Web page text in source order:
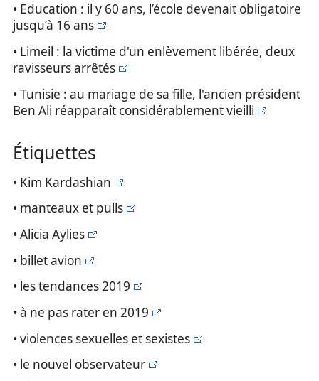
• Education : il y 60 ans, l’école devenait obligatoire
jusqu’à 16 ans
• Limeil : la victime d'un enlèvement libérée, deux
ravisseurs arrêtés
• Tunisie : au mariage de sa fille, l'ancien président
Ben Ali réapparaît considérablement vieilli
Étiquettes
• Kim Kardashian
• manteaux et pulls
• Alicia Aylies
• billet avion
• les tendances 2019
• à ne pas rater en 2019
• violences sexuelles et sexistes
• le nouvel observateur